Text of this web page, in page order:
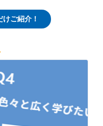
ご紹介！